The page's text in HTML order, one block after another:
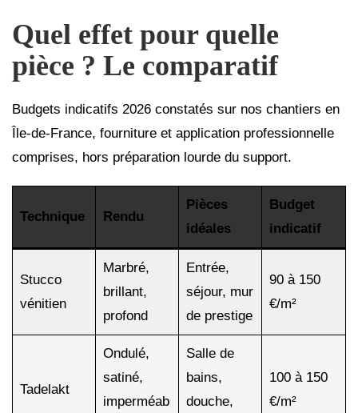
Quel effet pour quelle
pièce ? Le comparatif
Budgets indicatifs 2026 constatés sur nos chantiers en
Île-de-France, fourniture et application professionnelle
comprises, hors préparation lourde du support.
Technique Rendu
Pièces
idéales
Budget
indicatif
Stucco
vénitien
Marbré,
brillant,
profond
Entrée,
séjour, mur
de prestige
90 à 150
€/m²
Tadelakt
Ondulé,
satiné,
imperméab
Salle de
bains,
douche,
100 à 150
€/m²